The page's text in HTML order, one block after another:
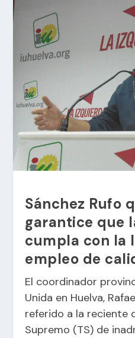
Sánchez Rufo
garantice que
cumpla con la
empleo de
El coordinador
Unida en Huelva,
referido a la reciente
Supremo (TS) de